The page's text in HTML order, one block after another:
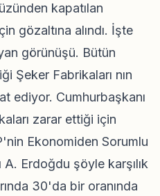
kapatılan
gözaltına alındı. İşte
görünüşü. Bütün
Şeker Fabrikaları nın
ediyor. Cumhurbaşkanı
zarar ettiği için
Ekonomiden Sorumlu
A. Erdoğdu şöyle karşılık
30'da bir oranında